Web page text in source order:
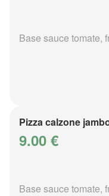
Base sauce tomate,
Pizza calzone
9.00 €
Base sauce tomate,